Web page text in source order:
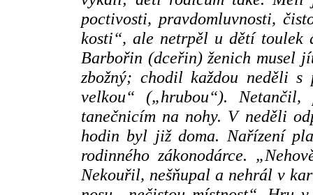
poctivosti, pravdomluvnosti,
kosti“, ale netrpěl u dětí toulek
Barbořin (dceřin) ženich musel
zbožný; chodil každou neděli s
velkou“ („hrubou“).
tanečnicím na nohy. V neděli
hodin byl již doma. Nařízení
rodinného zákonodárce.
Nekouřil, nešňupal a nehrál v